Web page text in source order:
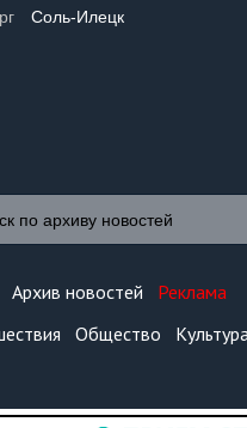
Соль-Илецк
Архив новостей
Реклама
Общество